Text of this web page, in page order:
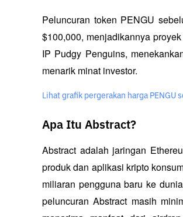
Peluncuran token PENGU
$100,000, menjadikannya
IP Pudgy Penguins,
menarik minat investor.
Lihat grafik pergerakan harga
Apa Itu Abstract?
Abstract adalah jaringan
produk dan aplikasi kripto
miliaran pengguna baru ke
peluncuran Abstract masih